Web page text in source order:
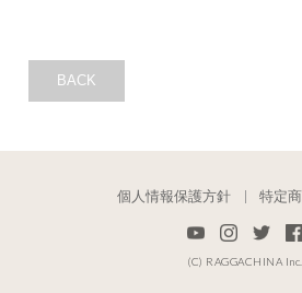
BACK
個人情報保護方針 特定
(C) RAGGACHINA Inc.